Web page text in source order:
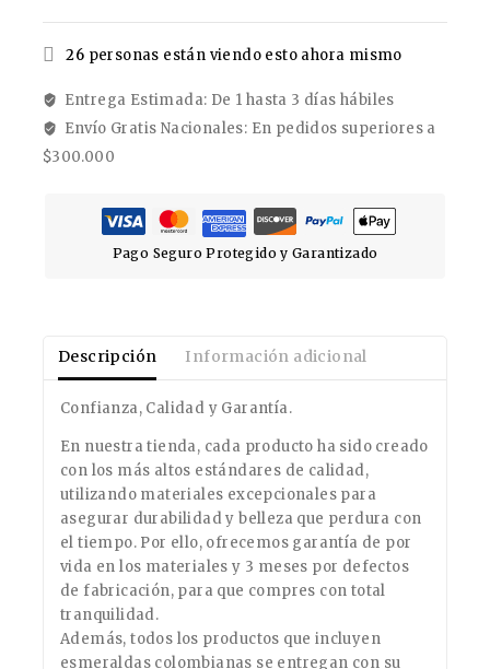
26 personas están viendo esto ahora mismo
Entrega Estimada: De 1 hasta 3 días hábiles
Envío Gratis Nacionales: En pedidos superiores a
$300.000
Pago Seguro Protegido y Garantizado
Descripción Información adicional
Confianza, Calidad y Garantía.
En nuestra tienda, cada producto ha sido creado
con los más altos estándares de calidad,
utilizando materiales excepcionales para
asegurar durabilidad y belleza que perdura con
el tiempo. Por ello, ofrecemos garantía de por
vida en los materiales y 3 meses por defectos
de fabricación, para que compres con total
tranquilidad.
Además, todos los productos que incluyen
esmeraldas colombianas se entregan con su